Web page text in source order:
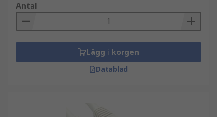
Antal
Lägg i korgen
Datablad